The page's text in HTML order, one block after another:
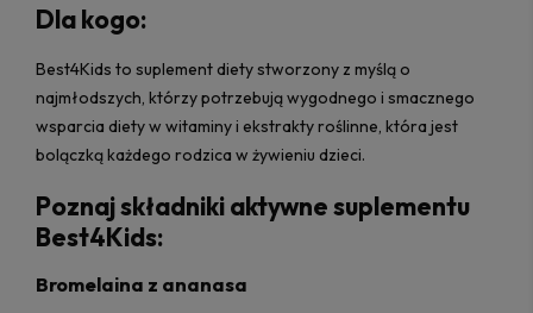
Dla kogo:
Best4Kids to suplement diety stworzony z myślą o
najmłodszych, którzy potrzebują wygodnego i smacznego
wsparcia diety w witaminy i ekstrakty roślinne, która jest
bolączką każdego rodzica w żywieniu dzieci.
Poznaj składniki aktywne suplementu
Best4Kids:
Bromelaina z ananasa